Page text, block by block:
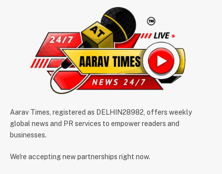
Aarav Times, registered as DELHIN28982, offers weekly
global news and PR services to empower readers and
businesses.
We're accepting new partnerships right now.